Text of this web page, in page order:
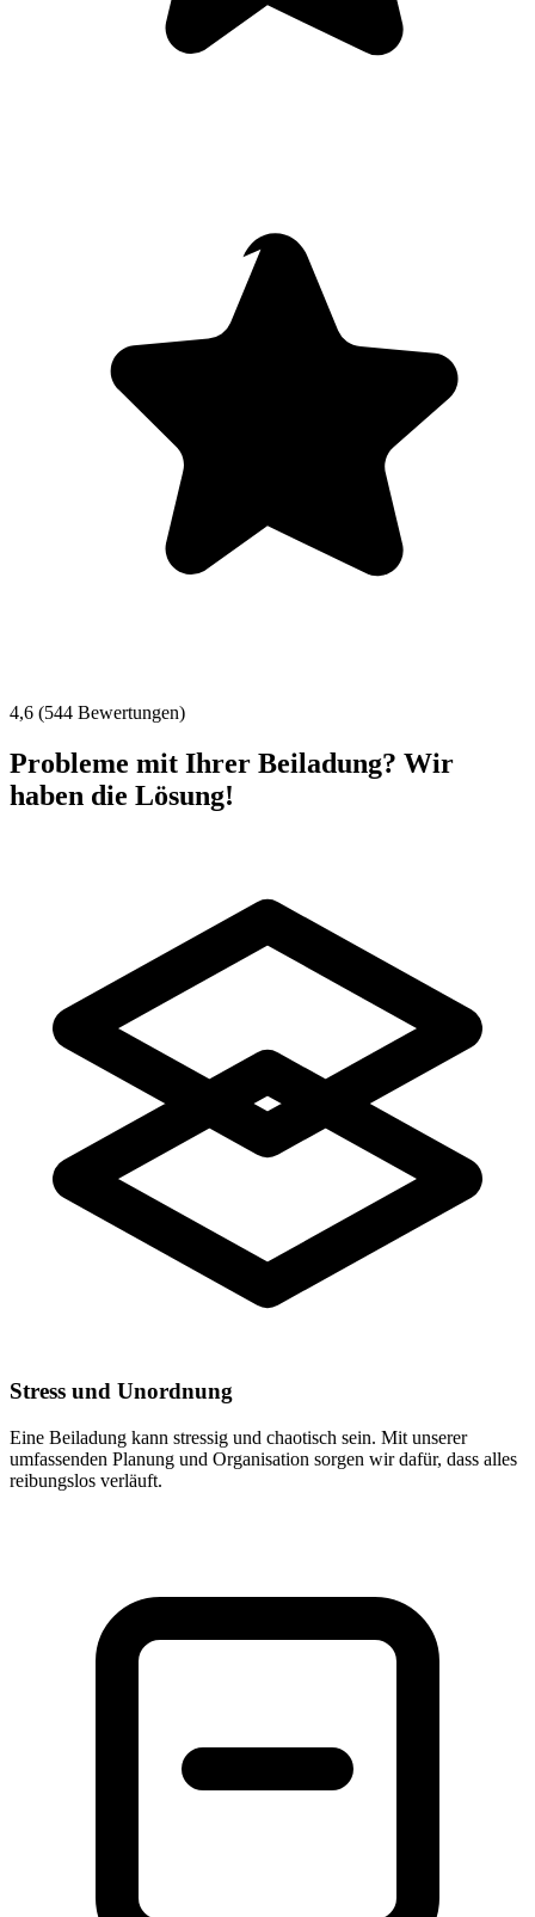
4,6 (544 Bewertungen)
Probleme mit Ihrer Beiladung? Wir
haben die Lösung!
Stress und Unordnung
Eine Beiladung kann stressig und chaotisch sein. Mit unserer
umfassenden Planung und Organisation sorgen wir dafür, dass alles
reibungslos verläuft.